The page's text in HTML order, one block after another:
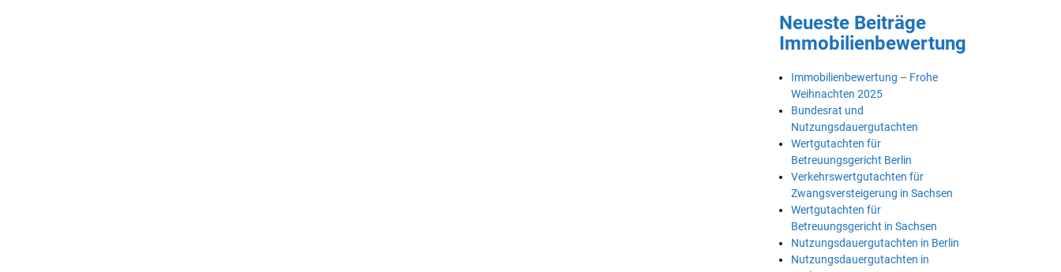
Neueste Beiträge
Immobilienbewertung
Immobilienbewertung – Frohe
Weihnachten 2025
Bundesrat und
Nutzungsdauergutachten
Wertgutachten für
Betreuungsgericht Berlin
Verkehrswertgutachten für
Zwangsversteigerung in Sachsen
Wertgutachten für
Betreuungsgericht in Sachsen
Nutzungsdauergutachten in Berlin
Nutzungsdauergutachten in